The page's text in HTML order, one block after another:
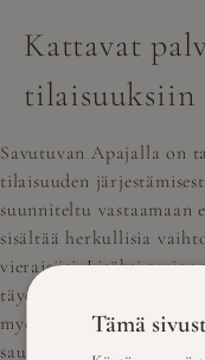
Kattavat
tilaisuuksiin
Savutuvan Apajalla on
tilaisuuden
suunniteltu vastaamaan
sisältää herkullisia
vieraisiisi. Lisäksi
täydentävät
myös mahdollisuus
saunomista Päijänteen
Tämä